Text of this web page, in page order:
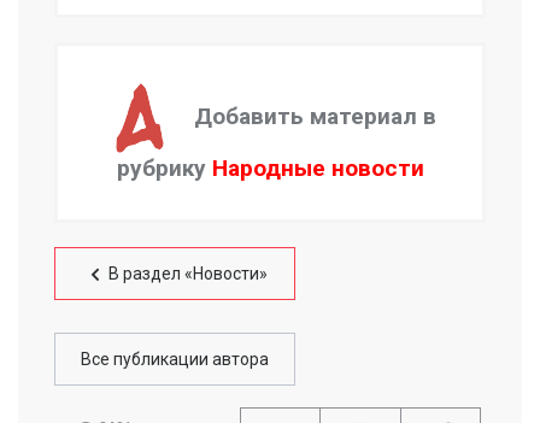
Добавить материал в
рубрику Народные новости
В раздел «Новости»
Все публикации автора